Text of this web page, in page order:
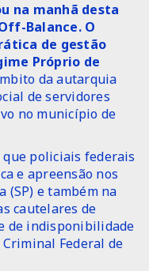
na manhã desta
Balance. O
de gestão
Próprio de
da autarquia
de servidores
no município de
policiais federais
e apreensão nos
(SP) e também na
cautelares de
de indisponibilidade
Federal de